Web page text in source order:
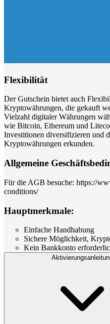
Flexibilität
Der Gutschein bietet auch
Kryptowährungen, die gekauft
Vielzahl digitaler Währungen
wie Bitcoin, Ethereum und
Investitionen diversifizieren und
Kryptowährungen erkunden.
Allgemeine
Für die AGB besuche: https://
conditions/
Hauptmerkmale:
Einfache Handhabung
Sichere Möglichkeit,
Kein Bankkonto